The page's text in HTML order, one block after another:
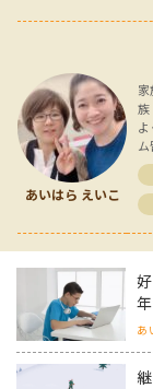
あいはら えいこ
家
族
よ
ム
あ